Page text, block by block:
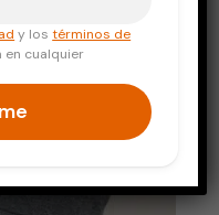
y lostérminos de
en cualquier